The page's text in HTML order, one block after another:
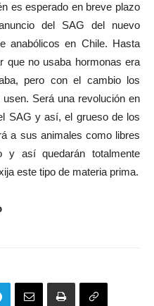
es esperado en breve plazo
del SAG del nuevo
anabólicos en Chile. Hasta
que no usaba hormonas era
pero con el cambio los
Será una revolución en
SAG y así, el grueso de los
a sus animales como libres
y así quedarán totalmente
este tipo de materia prima.